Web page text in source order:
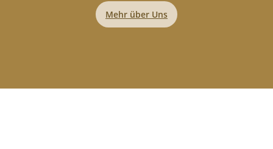
Mehr über Uns